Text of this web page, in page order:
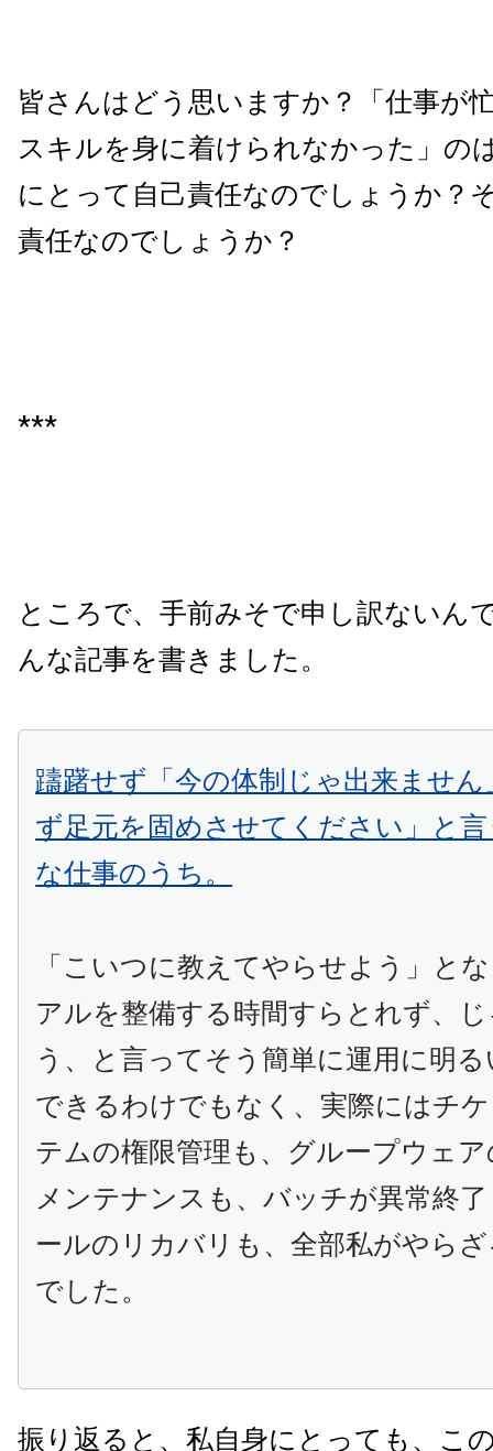
皆さんはどう思いますか？「仕事が
スキルを身に着けられなかった」の
にとって自己責任なのでしょうか？
責任なのでしょうか？
***
ところで、手前みそで申し訳ないん
んな記事を書きました。
躊躇せず「今の体制じゃ出来ませ
ず足元を固めさせてください」と
な仕事のうち。
「こいつに教えてやらせよう」と
アルを整備する時間すらとれず、
う、と言ってそう簡単に運用に明
できるわけでもなく、実際にはチ
テムの権限管理も、グループウェ
メンテナンスも、バッチが異常終
ールのリカバリも、全部私がやら
でした。
振り返ると、私自身にとっても、こ